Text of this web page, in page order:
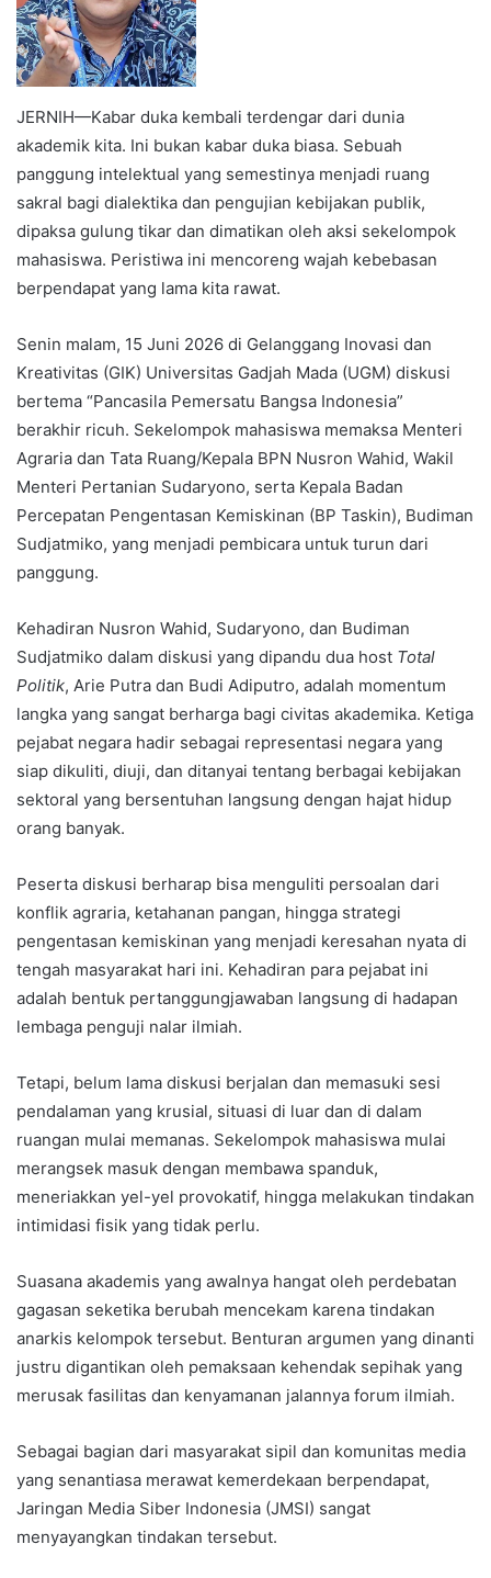
JERNIH—Kabar duka kembali terdengar dari dunia
akademik kita. Ini bukan kabar duka biasa. Sebuah
panggung intelektual yang semestinya menjadi ruang
sakral bagi dialektika dan pengujian kebijakan publik,
dipaksa gulung tikar dan dimatikan oleh aksi sekelompok
mahasiswa. Peristiwa ini mencoreng wajah kebebasan
berpendapat yang lama kita rawat.
Senin malam, 15 Juni 2026 di Gelanggang Inovasi dan
Kreativitas (GIK) Universitas Gadjah Mada (UGM) diskusi
bertema “Pancasila Pemersatu Bangsa Indonesia”
berakhir ricuh. Sekelompok mahasiswa memaksa Menteri
Agraria dan Tata Ruang/Kepala BPN Nusron Wahid, Wakil
Menteri Pertanian Sudaryono, serta Kepala Badan
Percepatan Pengentasan Kemiskinan (BP Taskin), Budiman
Sudjatmiko, yang menjadi pembicara untuk turun dari
panggung.
Kehadiran Nusron Wahid, Sudaryono, dan Budiman
Sudjatmiko dalam diskusi yang dipandu dua host Total
Politik, Arie Putra dan Budi Adiputro, adalah momentum
langka yang sangat berharga bagi civitas akademika. Ketiga
pejabat negara hadir sebagai representasi negara yang
siap dikuliti, diuji, dan ditanyai tentang berbagai kebijakan
sektoral yang bersentuhan langsung dengan hajat hidup
orang banyak.
Peserta diskusi berharap bisa menguliti persoalan dari
konflik agraria, ketahanan pangan, hingga strategi
pengentasan kemiskinan yang menjadi keresahan nyata di
tengah masyarakat hari ini. Kehadiran para pejabat ini
adalah bentuk pertanggungjawaban langsung di hadapan
lembaga penguji nalar ilmiah.
Tetapi, belum lama diskusi berjalan dan memasuki sesi
pendalaman yang krusial, situasi di luar dan di dalam
ruangan mulai memanas. Sekelompok mahasiswa mulai
merangsek masuk dengan membawa spanduk,
meneriakkan yel-yel provokatif, hingga melakukan tindakan
intimidasi fisik yang tidak perlu.
Suasana akademis yang awalnya hangat oleh perdebatan
gagasan seketika berubah mencekam karena tindakan
anarkis kelompok tersebut. Benturan argumen yang dinanti
justru digantikan oleh pemaksaan kehendak sepihak yang
merusak fasilitas dan kenyamanan jalannya forum ilmiah.
Sebagai bagian dari masyarakat sipil dan komunitas media
yang senantiasa merawat kemerdekaan berpendapat,
Jaringan Media Siber Indonesia (JMSI) sangat
menyayangkan tindakan tersebut.